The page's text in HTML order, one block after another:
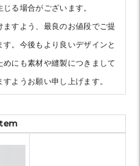
る場合がございます。
すよう、最良のお値段でご提
。今後もより良いデザインと
にも素材や縫製につきまして
ようお願い申し上げます。